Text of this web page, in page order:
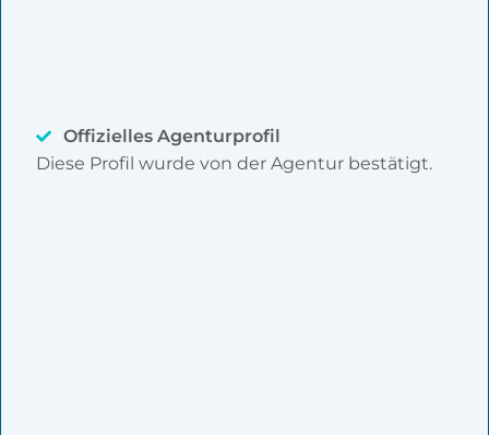
Offizielles Agenturprofil
Diese Profil wurde von der Agentur bestätigt.